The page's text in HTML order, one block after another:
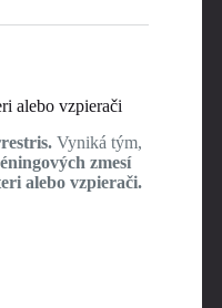
alebo vzpierači
Vyniká tým,
zmesí
alebo vzpierači.